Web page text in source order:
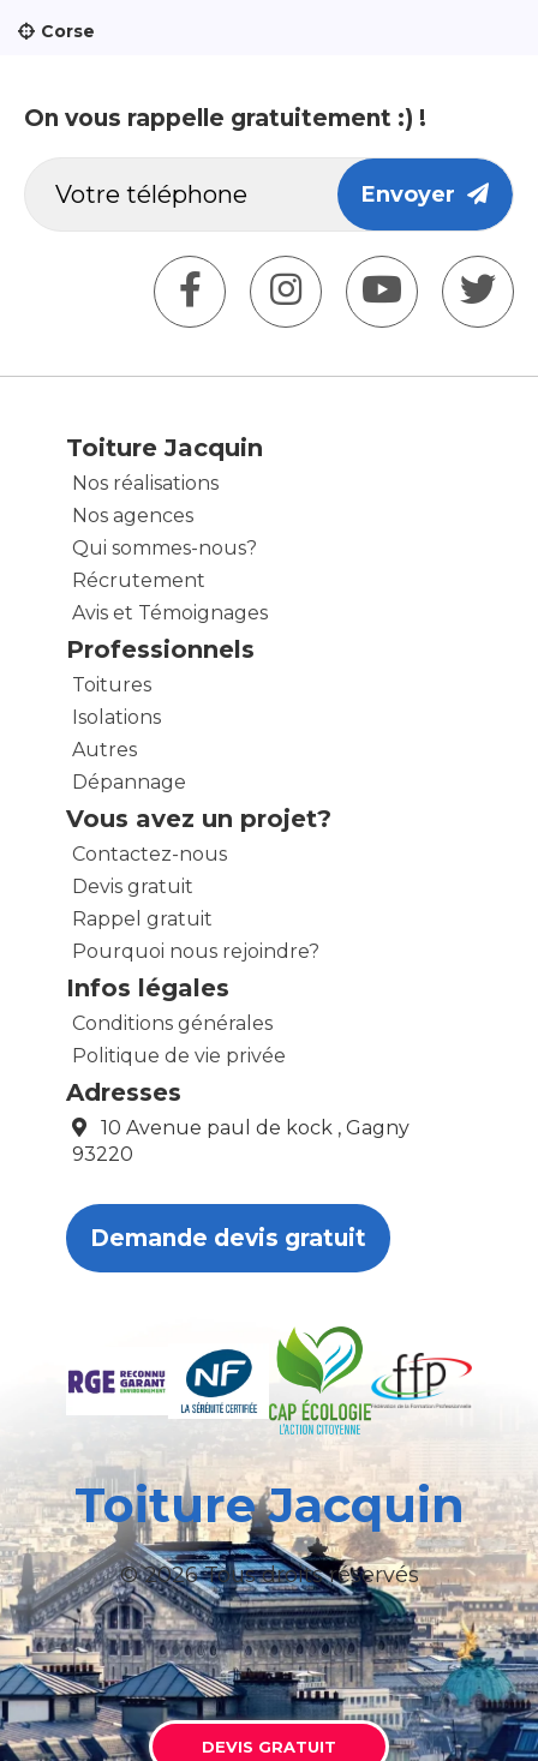
Corse
On vous rappelle gratuitement :) !
Envoyer
Toiture Jacquin
Nos réalisations
Nos agences
Qui sommes-nous?
Récrutement
Avis et Témoignages
Professionnels
Toitures
Isolations
Autres
Dépannage
Vous avez un projet?
Contactez-nous
Devis gratuit
Rappel gratuit
Pourquoi nous rejoindre?
Infos légales
Conditions générales
Politique de vie privée
Adresses
10 Avenue paul de kock , Gagny
93220
Demande devis gratuit
Toiture Jacquin
© 2026 Tous droits réservés
DEVIS GRATUIT